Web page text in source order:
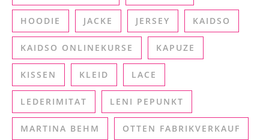
HOODIE JACKE JERSEY KAIDSO
KAIDSO ONLINEKURSE KAPUZE
KISSEN KLEID LACE
LEDERIMITAT LENI PEPUNKT
MARTINA BEHM OTTEN FABRIKVERKAUF